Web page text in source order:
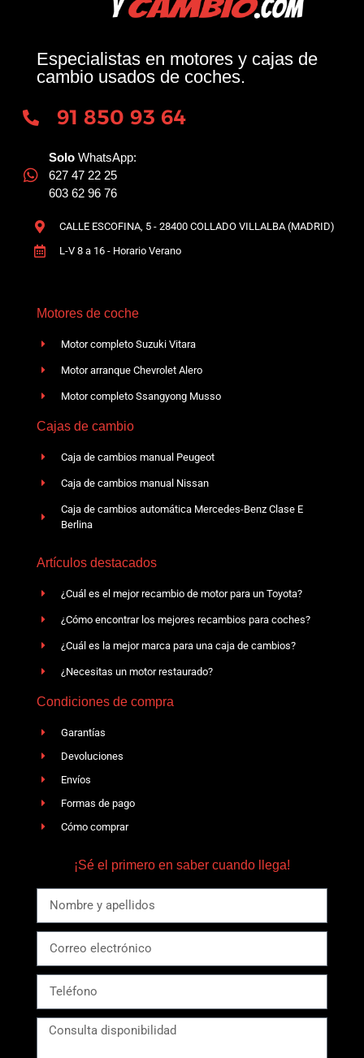
Especialistas en motores y cajas de
cambio usados de coches.
91 850 93 64
Solo WhatsApp:
627 47 22 25
603 62 96 76
CALLE ESCOFINA, 5 - 28400 COLLADO VILLALBA (MADRID)
L-V 8 a 16 - Horario Verano
Motores de coche
Motor completo Suzuki Vitara
Motor arranque Chevrolet Alero
Motor completo Ssangyong Musso
Cajas de cambio
Caja de cambios manual Peugeot
Caja de cambios manual Nissan
Caja de cambios automática Mercedes-Benz Clase E
Berlina
Artículos destacados
¿Cuál es el mejor recambio de motor para un Toyota?
¿Cómo encontrar los mejores recambios para coches?
¿Cuál es la mejor marca para una caja de cambios?
¿Necesitas un motor restaurado?
Condiciones de compra
Garantías
Devoluciones
Envíos
Formas de pago
Cómo comprar
¡Sé el primero en saber cuando llega!